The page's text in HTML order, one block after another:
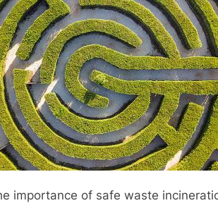
importance of safe waste